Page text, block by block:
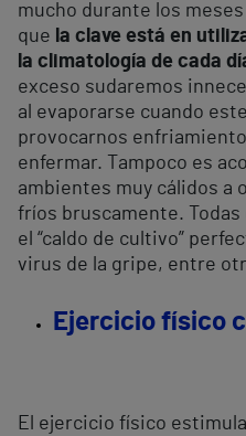
mucho durante los
que la clave está en
la climatología de cada
exceso sudaremos
al evaporarse cuando
provocarnos
enfermar. Tampoco es
ambientes muy cálidos a
fríos bruscamente.
el “caldo de cultivo”
virus de la gripe, entre
Ejercicio físico
El ejercicio físico